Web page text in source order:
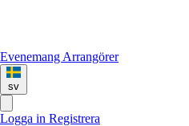
Evenemang Arrangörer
sv
Logga in Registrera